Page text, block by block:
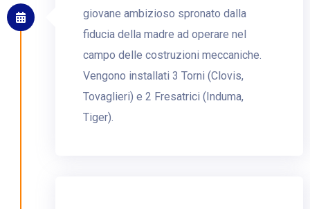
giovane ambizioso spronato dalla
fiducia della madre ad operare nel
campo delle costruzioni meccaniche.
Vengono installati 3 Torni (Clovis,
Tovaglieri) e 2 Fresatrici (Induma,
Tiger).